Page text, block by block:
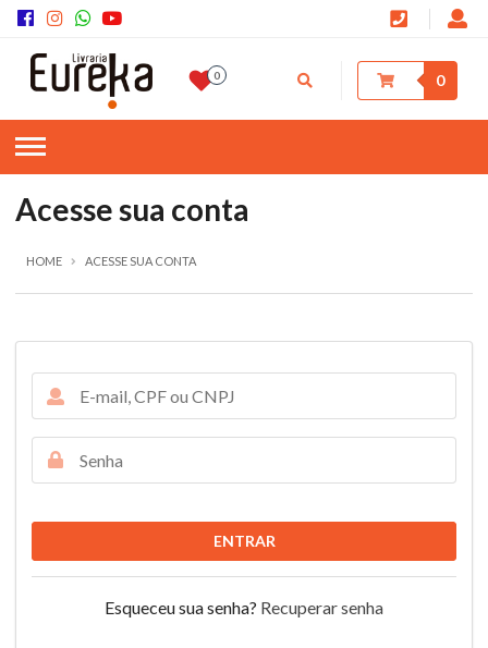
0 0
Acesse sua conta
HOME ACESSE SUA CONTA
ENTRAR
Esqueceu sua senha? Recuperar senha